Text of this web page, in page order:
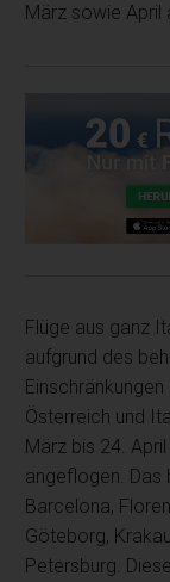
März sowie April
Flüge aus ganz
aufgrund des
Österreich und
März bis 24.
angeflogen. Das
Barcelona,
Göteborg,
Petersburg.